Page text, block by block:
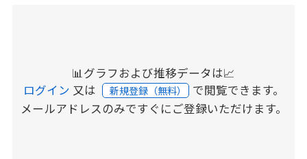
📊グラフおよび推移データは📈
ログイン 又は 新規登録（無料） で閲覧できます。
メールアドレスのみですぐにご登録いただけます。